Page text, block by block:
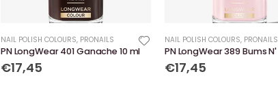
NAIL POLISH COLOURS, PRONAILS
PN LongWear 401 Ganache 10 ml
€17,45
NAIL POLISH COLOURS, PRONAILS
€17,45